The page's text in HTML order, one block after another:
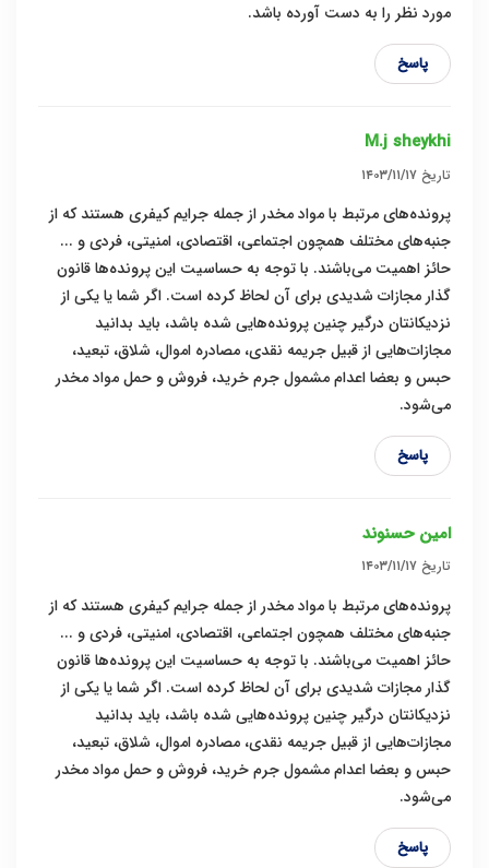
مورد نظر را به دست آورده باشد.
پاسخ
M.j sheykhi
تاریخ ۱۴۰۳/۱۱/۱۷
پرونده‌های مرتبط با مواد مخدر از جمله جرایم کیفری هستند که از
جنبه‌های مختلف همچون اجتماعی، اقتصادی، امنیتی، فردی و ...
حائز اهمیت می‌باشند. با توجه به حساسیت این پرونده‌ها قانون
گذار مجازات شدیدی برای آن لحاظ کرده است. اگر شما یا یکی از
نزدیکانتان درگیر چنین پرونده‌هایی شده باشد، باید بدانید
مجازات‌هایی از قبیل جریمه نقدی، مصادره اموال، شلاق، تبعید،
حبس و بعضا اعدام مشمول جرم خرید، فروش و حمل مواد مخدر
می‌شود.
پاسخ
امین حسنوند
تاریخ ۱۴۰۳/۱۱/۱۷
پرونده‌های مرتبط با مواد مخدر از جمله جرایم کیفری هستند که از
جنبه‌های مختلف همچون اجتماعی، اقتصادی، امنیتی، فردی و ...
حائز اهمیت می‌باشند. با توجه به حساسیت این پرونده‌ها قانون
گذار مجازات شدیدی برای آن لحاظ کرده است. اگر شما یا یکی از
نزدیکانتان درگیر چنین پرونده‌هایی شده باشد، باید بدانید
مجازات‌هایی از قبیل جریمه نقدی، مصادره اموال، شلاق، تبعید،
حبس و بعضا اعدام مشمول جرم خرید، فروش و حمل مواد مخدر
می‌شود.
پاسخ